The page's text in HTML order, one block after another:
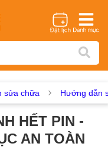
Xiaomi Realme Vivo
Tecno
sửa chữa Hướng dẫn
HẾT PIN -
AN TOÀN